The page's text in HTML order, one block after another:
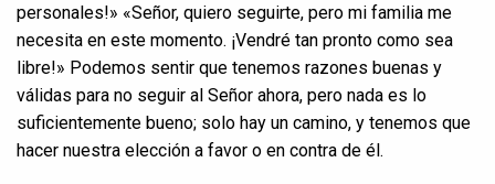
personales!» «Señor, quiero seguirte, pero mi familia me
necesita en este momento. ¡Vendré tan pronto como sea
libre!» Podemos sentir que tenemos razones buenas y
válidas para no seguir al Señor ahora, pero nada es lo
suficientemente bueno; solo hay un camino, y tenemos que
hacer nuestra elección a favor o en contra de él.